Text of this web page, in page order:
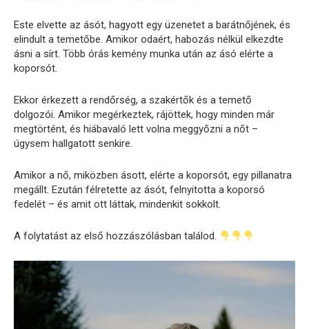
Este elvette az ásót, hagyott egy üzenetet a barátnőjének, és
elindult a temetőbe. Amikor odaért, habozás nélkül elkezdte
ásni a sírt. Több órás kemény munka után az ásó elérte a
koporsót.
Ekkor érkezett a rendőrség, a szakértők és a temető
dolgozói. Amikor megérkeztek, rájöttek, hogy minden már
megtörtént, és hiábavaló lett volna meggyőzni a nőt –
úgysem hallgatott senkire.
Amikor a nő, miközben ásott, elérte a koporsót, egy pillanatra
megállt. Ezután félretette az ásót, felnyitotta a koporsó
fedelét – és amit ott láttak, mindenkit sokkolt.
A folytatást az első hozzászólásban találod.